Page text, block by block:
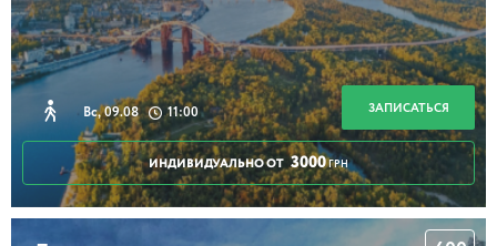
Парки над Дніпром
3 часа
Вс, 09.08 11:00 ЗАПИСАТЬСЯ
ИНДИВИДУАЛЬНО ОТ 3000 ГРН